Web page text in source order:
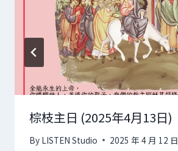
棕枝主日 (2025年4月13日)
By LISTEN Studio 2025 年 4 月 12 日